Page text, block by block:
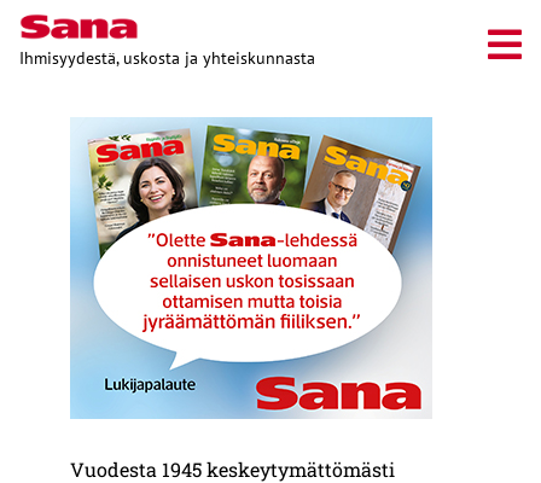
Ihmisyydestä, uskosta ja yhteiskunnasta
Vuodesta 1945 keskeytymättömästi